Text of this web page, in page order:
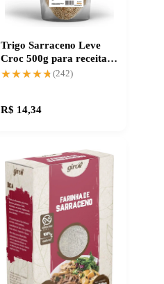
Trigo Sarraceno Leve
Croc 500g para receitas
nutritivas e crocantes
★★★★★
★★★★★(242)
R$ 14,34